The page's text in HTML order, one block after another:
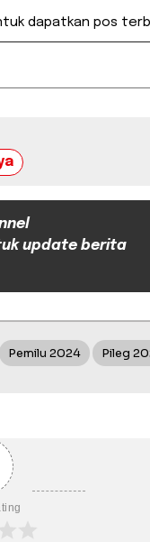
dapatkan pos
update berita
Pemilu 2024 Pileg